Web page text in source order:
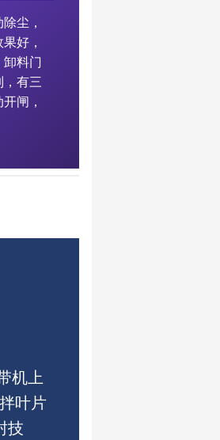
尘，
好，
料门
有三
闸，
机上
叶片
技